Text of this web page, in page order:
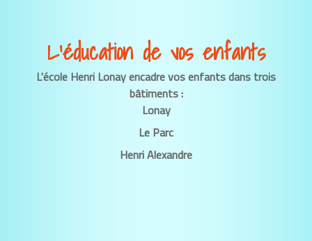
L’éducation de vos enfants
L'école Henri Lonay encadre vos enfants dans trois
bâtiments :
Lonay
Le Parc
Henri Alexandre